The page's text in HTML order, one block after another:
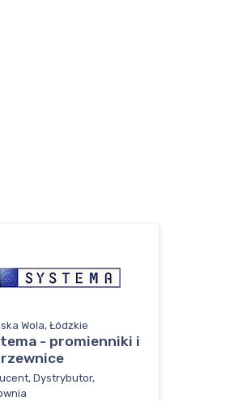
Wola, Łódzkie
- promienniki i
Dystrybutor,